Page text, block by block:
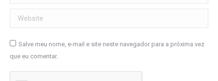
Website
Salve meu nome, e-mail e site neste navegador para a próxima vez
que eu comentar.